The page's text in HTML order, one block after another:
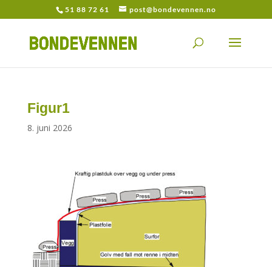
51 88 72 61 post@bondevennen.no
Figur1
8. juni 2026